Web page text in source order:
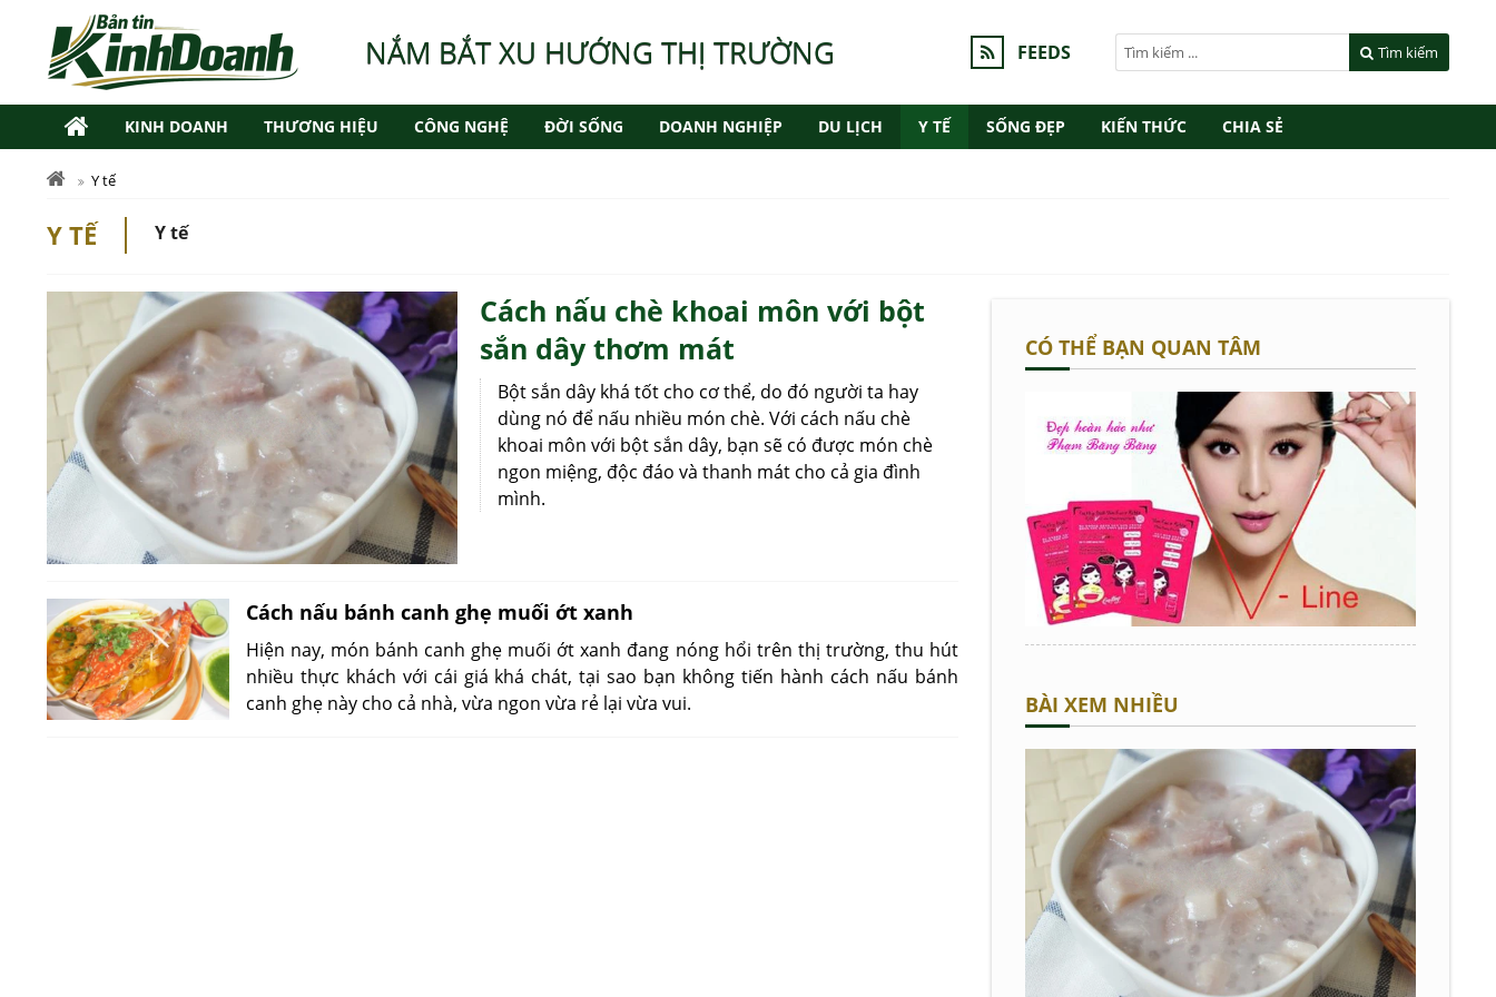
NẮM BẮT XU HƯỚNG THỊ TRƯỜNG FEEDS Tìm kiếm
KINH DOANH THƯƠNG HIỆU CÔNG NGHỆ ĐỜI SỐNG DOANH NGHIỆP DU LỊCH Y TẾ SỐNG ĐẸP KIẾN THỨC CHIA SẺ
Y tế
Y TẾ Y tế
Cách nấu chè khoai môn với bột
sắn dây thơm mát
Bột sắn dây khá tốt cho cơ thể, do đó người ta hay
dùng nó để nấu nhiều món chè. Với cách nấu chè
khoai môn với bột sắn dây, bạn sẽ có được món chè
ngon miệng, độc đáo và thanh mát cho cả gia đình
mình.
Cách nấu bánh canh ghẹ muối ớt xanh
Hiện nay, món bánh canh ghẹ muối ớt xanh đang nóng hổi trên thị trường, thu hút
nhiều thực khách với cái giá khá chát, tại sao bạn không tiến hành cách nấu bánh
canh ghẹ này cho cả nhà, vừa ngon vừa rẻ lại vừa vui.
CÓ THỂ BẠN QUAN TÂM
BÀI XEM NHIỀU